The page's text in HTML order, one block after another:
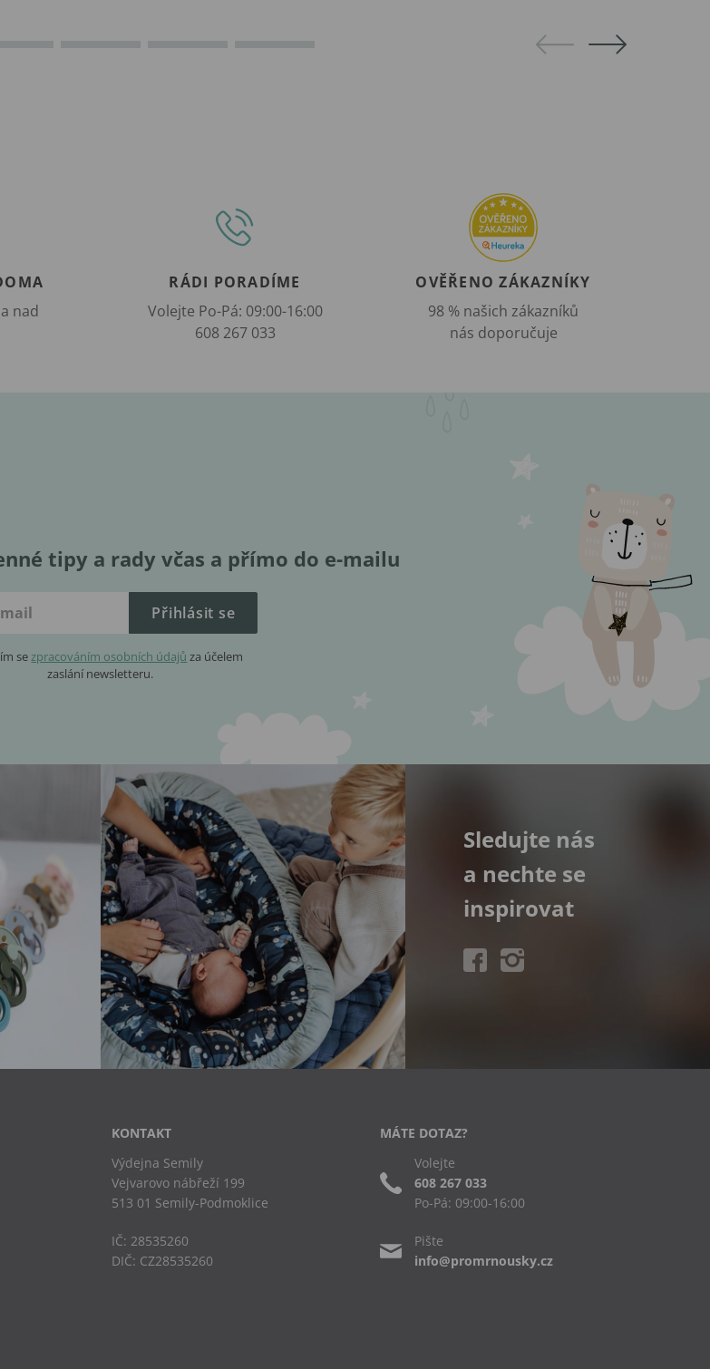
nad
RÁDI PORADÍME
Volejte Po-Pá: 09:00-16:00
608 267 033
OVĚŘENO ZÁKAZNÍKY
98 % našich zákazníků
nás doporučuje
tipy a rady včas a přímo do e-mailu
Přihlásit se
se zpracováním osobních údajů za účelem
zaslání newsletteru.
Sledujte nás
a nechte se
inspirovat
KONTAKT
Výdejna Semily
Vejvarovo nábřeží 199
513 01 Semily-Podmoklice
IČ: 28535260
DIČ: CZ28535260
MÁTE DOTAZ?
Volejte
608 267 033
Po-Pá: 09:00-16:00
Pište
info@promrnousky.cz